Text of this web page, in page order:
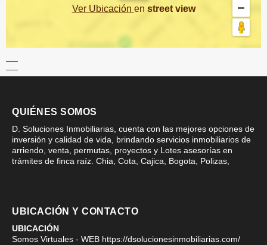
Ver Ubicación en street view
QUIÉNES SOMOS
D. Soluciones Inmobiliarias, cuenta con las mejores opciones de
inversión y calidad de vida, brindando servicios inmobiliarios de
arriendo, venta, permutas, proyectos y Lotes asesorías en
trámites de finca raíz. Chia, Cota, Cajica, Bogota, Polizas,
UBICACIÓN Y CONTACTO
UBICACIÓN
Somos Virtuales - WEB https://dsolucionesinmobiliarias.com/